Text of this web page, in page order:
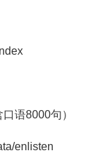
语8000句）
enlisten